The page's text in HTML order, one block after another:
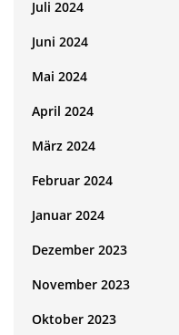
Juli 2024
Juni 2024
Mai 2024
April 2024
März 2024
Februar 2024
Januar 2024
Dezember 2023
November 2023
Oktober 2023